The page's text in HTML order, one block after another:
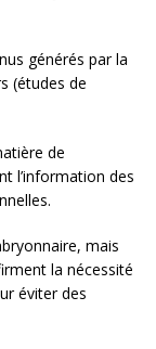
générés par la
(études de
de
l’information des
mais
la nécessité
éviter des